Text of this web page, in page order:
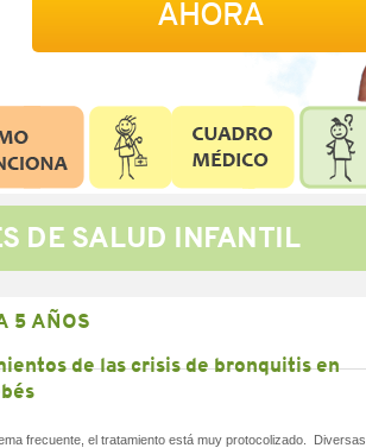
AHORA
DE SALUD INFANTIL
5 AÑOS
de las crisis de bronquitis en
frecuente, el tratamiento está muy protocolizado. Diversas